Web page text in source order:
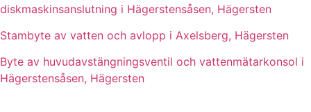
diskmaskinsanslutning i Hägerstensåsen, Hägersten
Stambyte av vatten och avlopp i Axelsberg, Hägersten
Byte av huvudavstängningsventil och vattenmätarkonsol i
Hägerstensåsen, Hägersten